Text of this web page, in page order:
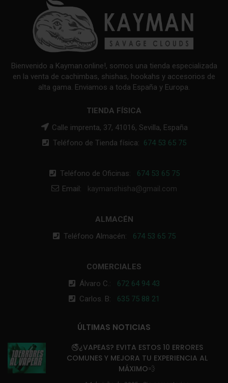
Bienvenido a Kayman.online!, somos una tienda especializada
en la venta de cachimbas, shishas, hookahs y accesorios de
alta gama. Enviamos a toda España y Europa.
TIENDA FÍSICA
Calle imprenta, 37, 41016, Sevilla, España
Teléfono de Tienda física: 674 53 65 75
Teléfono de Oficinas: 674 53 65 75
Email: kaymanshisha@gmail.com
ALMACÉN
Teléfono Almacén: 674 53 65 75
COMERCIALES
Álvaro C.: 672 64 94 43
Carlos. B: 635 75 88 21
ÚLTIMAS NOTICIAS
🚭¿VAPEAS? EVITA ESTOS 10 ERRORES
COMUNES Y MEJORA TU EXPERIENCIA AL
MÁXIMO💨